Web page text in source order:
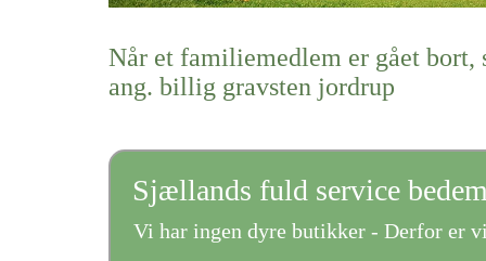
Når et familiemedlem er gået bort,
ang. billig gravsten jordrup
Sjællands fuld service
Vi har ingen dyre butikker - Derfor er